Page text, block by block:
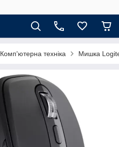
Комп'ютерна техніка Мишка